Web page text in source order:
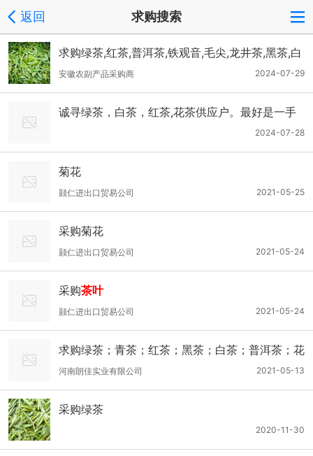
返回 求购搜索
求购绿茶,红茶,普洱茶,铁观音,毛尖,龙井茶,黑茶,白
茶
2024-07-29
安徽农副产品采购商
诚寻绿茶，白茶，红茶,花茶供应户。最好是一手
2024-07-28
菊花
2021-05-25
颢仁进出口贸易公司
采购菊花
2021-05-24
颢仁进出口贸易公司
采购茶叶
2021-05-24
颢仁进出口贸易公司
求购绿茶；青茶；红茶；黑茶；白茶；普洱茶；花
茶
2021-05-13
河南朗佳实业有限公司
采购绿茶
2020-11-30